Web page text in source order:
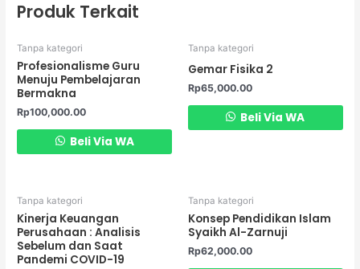
Produk Terkait
Tanpa kategori
Profesionalisme Guru
Menuju Pembelajaran
Bermakna
Rp100,000.00
Beli Via WA
Tanpa kategori
Gemar Fisika 2
Rp65,000.00
Beli Via WA
Tanpa kategori
Kinerja Keuangan
Perusahaan : Analisis
Sebelum dan Saat
Pandemi COVID-19
Tanpa kategori
Konsep Pendidikan Islam
Syaikh Al-Zarnuji
Rp62,000.00